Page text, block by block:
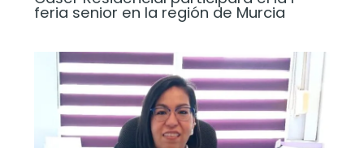
feria senior en la región de Murcia